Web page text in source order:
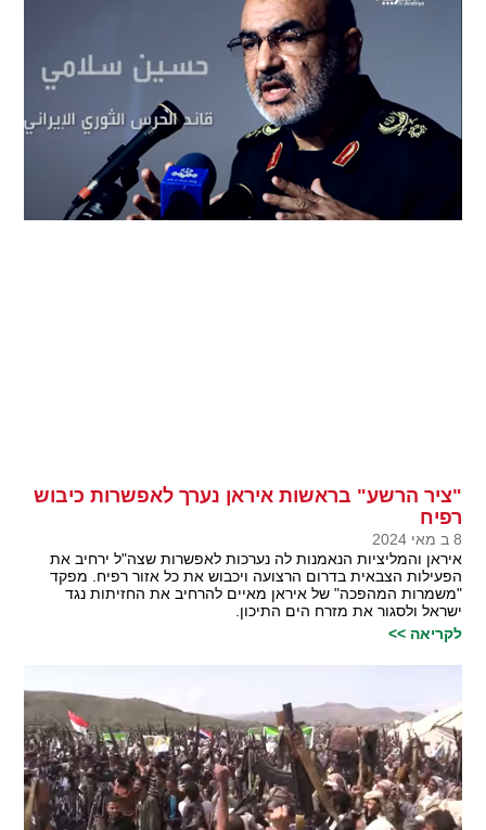
"ציר הרשע" בראשות איראן נערך לאפשרות כיבוש
רפיח
8 ב מאי 2024
איראן והמליציות הנאמנות לה נערכות לאפשרות שצה"ל ירחיב את
הפעילות הצבאית בדרום הרצועה ויכבוש את כל אזור רפיח. מפקד
"משמרות המהפכה" של איראן מאיים להרחיב את החזיתות נגד
ישראל ולסגור את מזרח הים התיכון.
לקריאה >>